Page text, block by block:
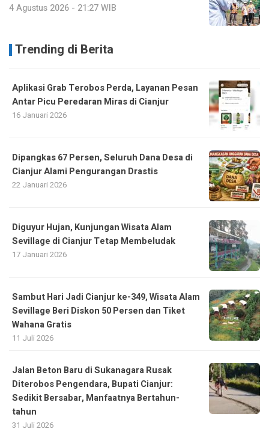
4 Agustus 2026 - 21:27 WIB
Trending di Berita
Aplikasi Grab Terobos Perda, Layanan Pesan
Antar Picu Peredaran Miras di Cianjur
16 Januari 2026
Dipangkas 67 Persen, Seluruh Dana Desa di
Cianjur Alami Pengurangan Drastis
22 Januari 2026
Diguyur Hujan, Kunjungan Wisata Alam
Sevillage di Cianjur Tetap Membeludak
17 Januari 2026
Sambut Hari Jadi Cianjur ke-349, Wisata Alam
Sevillage Beri Diskon 50 Persen dan Tiket
Wahana Gratis
11 Juli 2026
Jalan Beton Baru di Sukanagara Rusak
Diterobos Pengendara, Bupati Cianjur:
Sedikit Bersabar, Manfaatnya Bertahun-
tahun
31 Juli 2026